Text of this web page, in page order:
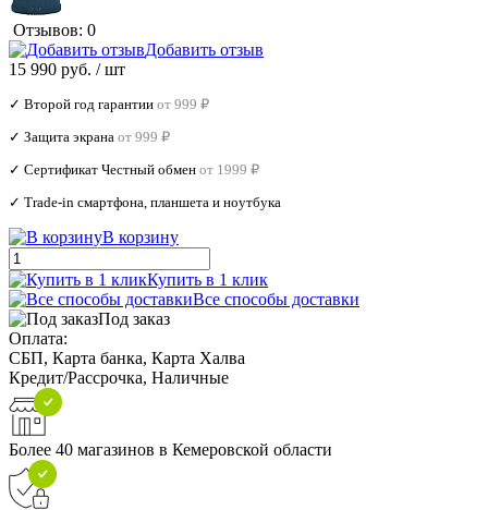
Отзывов: 0
Добавить отзыв
15 990 руб. / шт
✓ Второй год гарантии от 999 ₽
✓ Защита экрана от 999 ₽
✓ Сертификат Честный обмен от 1999 ₽
✓ Trade‑in смартфона, планшета и ноутбука
В корзину
Купить в 1 клик
Все способы доставки
Под заказ
Оплата:
СБП, Карта банка, Карта Халва
Кредит/Рассрочка, Наличные
Более 40 магазинов в Кемеровской области